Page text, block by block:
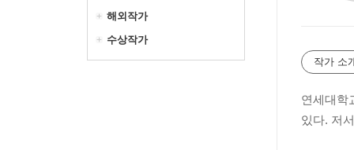
해외작가
수상작가
작가 소
연세대학
있다. 저